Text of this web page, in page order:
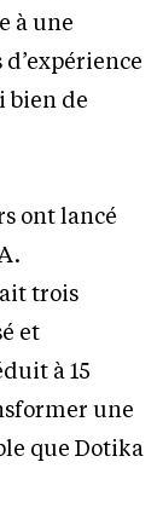
à une
bien de
ont lancé
trois
et
à 15
une
que Dotika